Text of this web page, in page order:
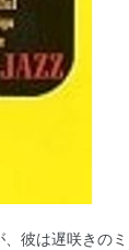
彼は遅咲きのミ